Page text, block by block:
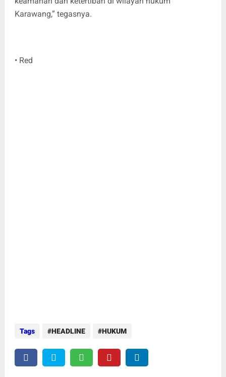
Karawang,” tegasnya.
• Red
Tags HEADLINE HUKUM